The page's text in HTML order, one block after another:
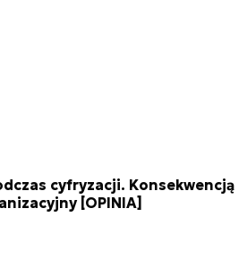
cyfryzacji. Konsekwencją
[OPINIA]